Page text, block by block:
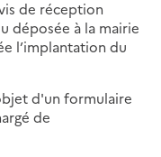
de réception
déposée à la mairie
l’implantation du
d'un formulaire
de